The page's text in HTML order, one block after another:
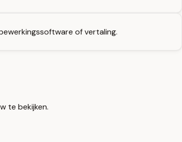
of vertaling.
te bekijken.